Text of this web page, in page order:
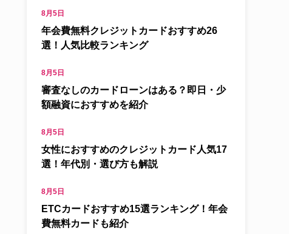
8月5日
年会費無料クレジットカードおすすめ26
選！人気比較ランキング
8月5日
審査なしのカードローンはある？即日・少
額融資におすすめを紹介
8月5日
女性におすすめのクレジットカード人気17
選！年代別・選び方も解説
8月5日
ETCカードおすすめ15選ランキング！年会
費無料カードも紹介